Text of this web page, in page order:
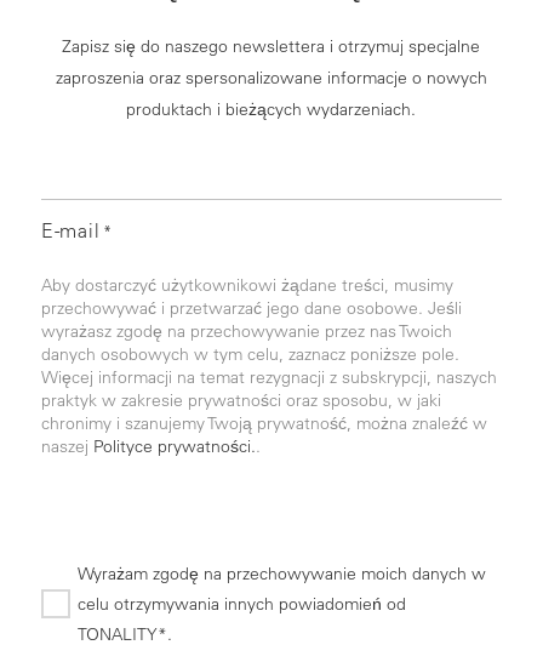
Zapisz się do naszego newslettera i otrzymuj specjalne
zaproszenia oraz spersonalizowane informacje o nowych
produktach i bieżących wydarzeniach.
E-mail *
Aby dostarczyć użytkownikowi żądane treści, musimy
przechowywać i przetwarzać jego dane osobowe. Jeśli
wyrażasz zgodę na przechowywanie przez nas Twoich
danych osobowych w tym celu, zaznacz poniższe pole.
Więcej informacji na temat rezygnacji z subskrypcji, naszych
praktyk w zakresie prywatności oraz sposobu, w jaki
chronimy i szanujemy Twoją prywatność, można znaleźć w
naszej Polityce prywatności..
Wyrażam zgodę na przechowywanie moich danych w
celu otrzymywania innych powiadomień od
TONALITY*.